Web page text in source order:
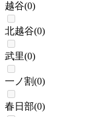
越谷(0)
北越谷(0)
武里(0)
一ノ割(0)
春日部(0)